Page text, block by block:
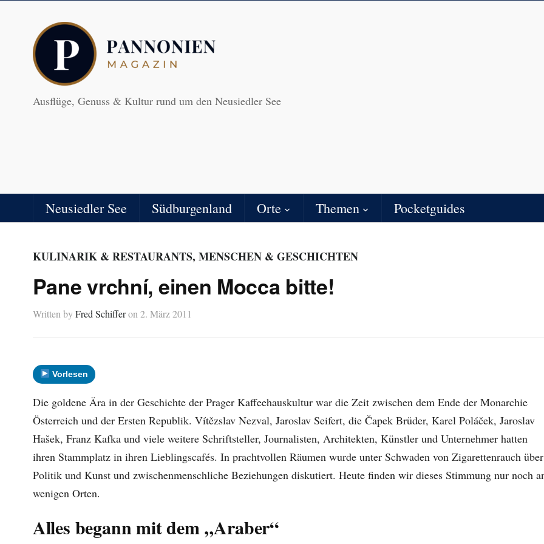
Ausflüge, Genuss & Kultur rund um den Neusiedler See
Neusiedler See Südburgenland Orte Themen Pocketguides
KULINARIK & RESTAURANTS, MENSCHEN & GESCHICHTEN
Pane vrchní, einen Mocca bitte!
Written byFred Schiffer on 2. März 2011
Vorlesen
Die goldene Ära in der Geschichte der Prager Kaffeehauskultur war die Zeit zwischen dem Ende der Monarchie
Österreich und der Ersten Republik. Vítězslav Nezval, Jaroslav Seifert, die Čapek Brüder, Karel Poláček, Jaroslav
Hašek, Franz Kafka und viele weitere Schriftsteller, Journalisten, Architekten, Künstler und Unternehmer hatten
ihren Stammplatz in ihren Lieblingscafés. In prachtvollen Räumen wurde unter Schwaden von Zigarettenrauch über
Politik und Kunst und zwischenmenschliche Beziehungen diskutiert. Heute finden wir dieses Stimmung nur noch
wenigen Orten.
Alles begann mit dem „Araber“